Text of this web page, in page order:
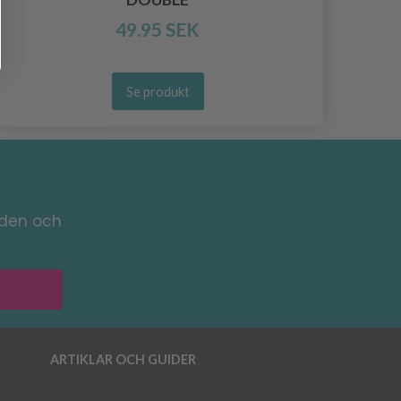
49.95 SEK
Se produkt
och
ARTIKLAR OCH GUIDER